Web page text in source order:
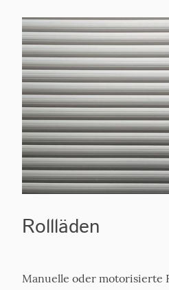
Rollläden
Manuelle oder motorisierte